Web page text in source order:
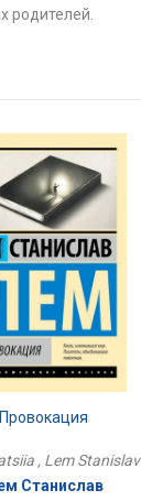
родителей.
Провокация
, Lem Stanislav
Станислав